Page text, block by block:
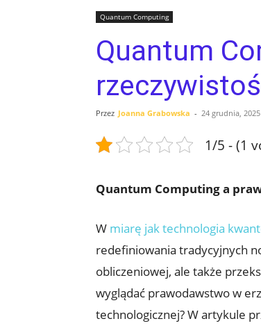
Quantum Computing
Quantum
Przez Joanna Grabowska - 24 grudnia, 2025
1/5 - (1
Quantum Computing a
W miarę jak technologia
redefiniowania tradycyjnych
obliczeniowej, ale także
wyglądać prawodawstwo w
technologicznej? W artykule